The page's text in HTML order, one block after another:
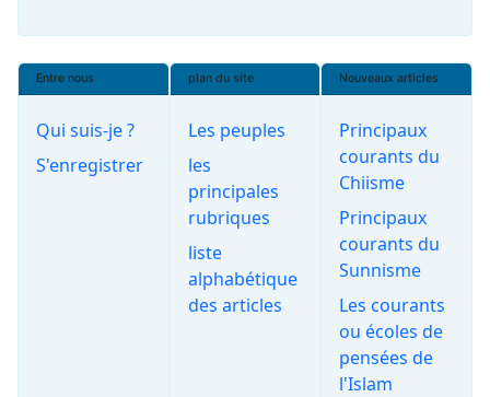
Entre nous
Qui suis-je ?
S'enregistrer
plan du site
Les peuples
les
principales
rubriques
liste
alphabétique
des articles
Nouveaux articles
Principaux
courants du
Chiisme
Principaux
courants du
Sunnisme
Les courants
ou écoles de
pensées de
l'Islam